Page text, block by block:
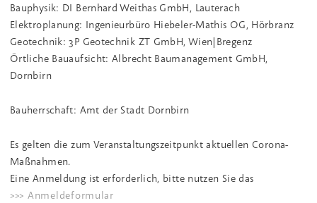
Bauphysik: DI Bernhard Weithas GmbH, Lauterach
Elektroplanung: Ingenieurbüro Hiebeler-Mathis OG, Hörbranz
Geotechnik: 3P Geotechnik ZT GmbH, Wien|Bregenz
Örtliche Bauaufsicht: Albrecht Baumanagement GmbH,
Dornbirn
Bauherrschaft: Amt der Stadt Dornbirn
Es gelten die zum Veranstaltungszeitpunkt aktuellen Corona-
Maßnahmen.
Eine Anmeldung ist erforderlich, bitte nutzen Sie das
>>> Anmeldeformular